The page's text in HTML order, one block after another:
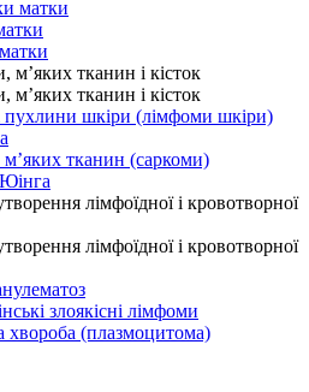
матки
тканин і кісток
тканин і кісток
пухлини шкіри (лімфоми шкіри)
тканин (саркоми)
лімфоїдної і кровотворної
лімфоїдної і кровотворної
злоякісні лімфоми
хвороба (плазмоцитома)